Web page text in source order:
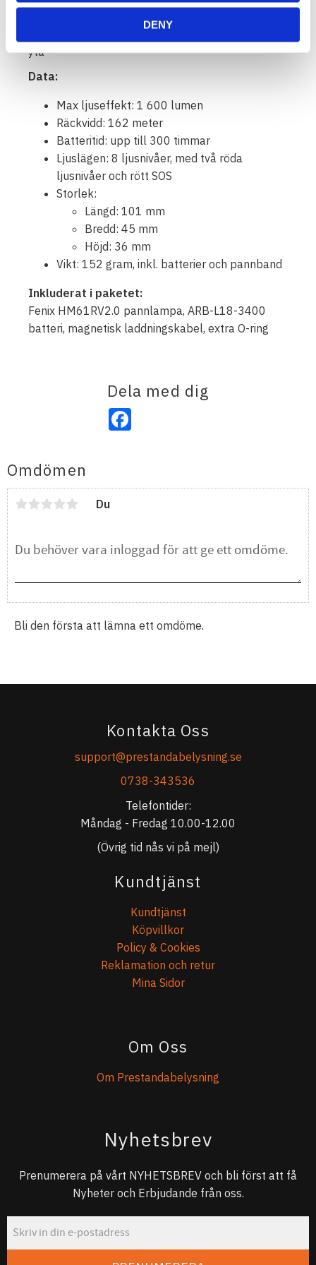
DENY
yta
Data:
Max ljuseffekt: 1 600 lumen
Räckvidd: 162 meter
Batteritid: upp till 300 timmar
Ljuslägen: 8 ljusnivåer, med två röda
ljusnivåer och rött SOS
Storlek:
Längd: 101 mm
Bredd: 45 mm
Höjd: 36 mm
Vikt: 152 gram, inkl. batterier och pannband
Inkluderat i paketet:
Fenix HM61RV2.0 pannlampa, ARB-L18-3400
batteri, magnetisk laddningskabel, extra O-ring
Dela med dig
Facebook
Omdömen
Du
Bli den första att lämna ett omdöme.
Kontakta Oss
support@prestandabelysning.se
0738-343536
Telefontider:
Måndag - Fredag 10.00-12.00
(Övrig tid nås vi på mejl)
Kundtjänst
Kundtjänst
Köpvillkor
Policy & Cookies
Reklamation och retur
Mina Sidor
Om Oss
Om Prestandabelysning
Nyhetsbrev
Prenumerera på vårt NYHETSBREV och bli först att få
Nyheter och Erbjudande från oss.